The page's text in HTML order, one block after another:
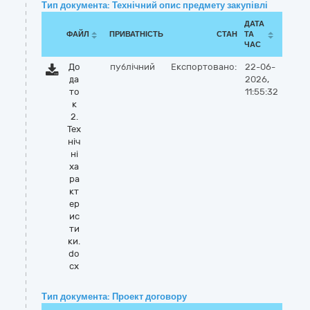
Тип документа: Технічний опис предмету закупівлі
ФАЙЛ ПРИВАТНІСТЬ СТАН
ДАТА
ТА
ЧАС
До
да
то
к
2.
Тех
ніч
ні
ха
ра
кт
ер
ис
ти
ки.
do
cx
публічний Експортовано:
22-06-
2026,
11:55:32
Тип документа: Проект договору